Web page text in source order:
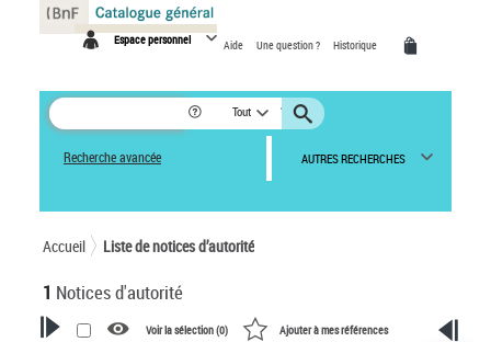
Espace personnel Aide Une question ? Historique
Tout
Recherche avancée AUTRES RECHERCHES
Accueil Liste de notices d’autorité
1 Notices d'autorité
Voir la sélection (0) Ajouter à mes références
Panneau de gestion des cookies